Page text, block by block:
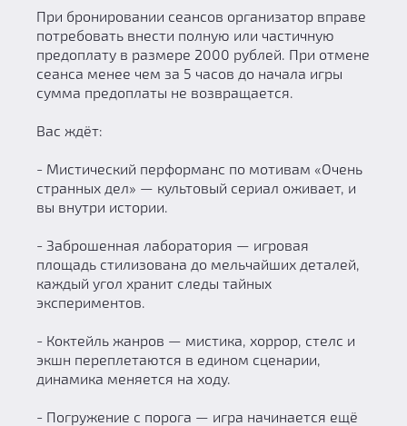
При бронировании сеансов организатор вправе
потребовать внести полную или частичную
предоплату в размере 2000 рублей. При отмене
сеанса менее чем за 5 часов до начала игры
сумма предоплаты не возвращается.
Вас ждёт:
- Мистический перформанс по мотивам «Очень
странных дел» — культовый сериал оживает, и
вы внутри истории.
- Заброшенная лаборатория — игровая
площадь стилизована до мельчайших деталей,
каждый угол хранит следы тайных
экспериментов.
- Коктейль жанров — мистика, хоррор, стелс и
экшн переплетаются в едином сценарии,
динамика меняется на ходу.
- Погружение с порога — игра начинается ещё